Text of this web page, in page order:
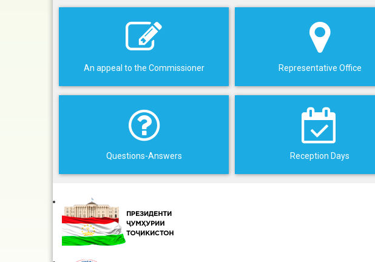
An appeal to the Commissioner
Questions-Answers
Representative Office
Reception Days